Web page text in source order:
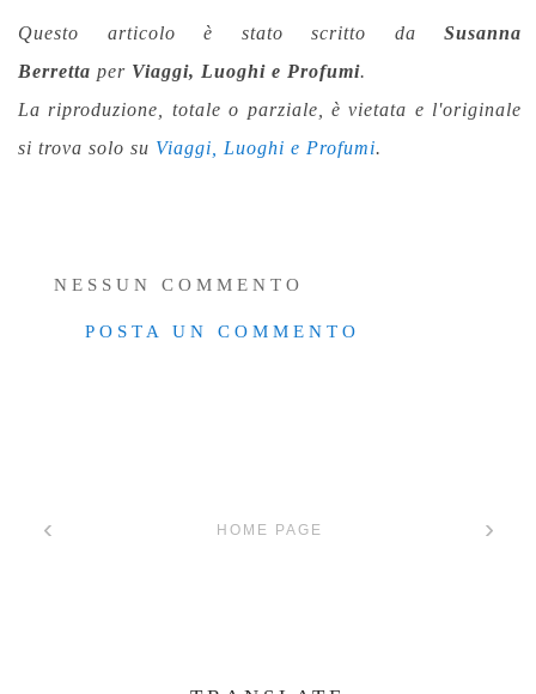
Questo articolo è stato scritto da Susanna
Berretta per Viaggi, Luoghi e Profumi.
La riproduzione, totale o parziale, è vietata e l'originale
si trova solo su Viaggi, Luoghi e Profumi.
NESSUN COMMENTO
POSTA UN COMMENTO
‹ ›
HOME PAGE